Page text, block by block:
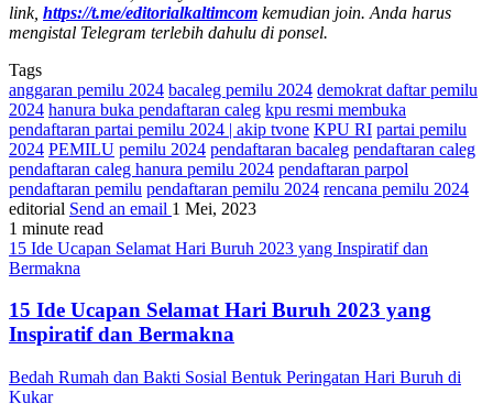
link, https://t.me/editorialkaltimcom kemudian join. Anda harus
mengistal Telegram terlebih dahulu di ponsel.
Tags
anggaran pemilu 2024 bacaleg pemilu 2024 demokrat daftar pemilu
2024 hanura buka pendaftaran caleg kpu resmi membuka
pendaftaran partai pemilu 2024 | akip tvone KPU RI partai pemilu
2024 PEMILU pemilu 2024 pendaftaran bacaleg pendaftaran caleg
pendaftaran caleg hanura pemilu 2024 pendaftaran parpol
pendaftaran pemilu pendaftaran pemilu 2024 rencana pemilu 2024
editorial Send an email 1 Mei, 2023
1 minute read
15 Ide Ucapan Selamat Hari Buruh 2023 yang Inspiratif dan
Bermakna
15 Ide Ucapan Selamat Hari Buruh 2023 yang
Inspiratif dan Bermakna
Bedah Rumah dan Bakti Sosial Bentuk Peringatan Hari Buruh di
Kukar